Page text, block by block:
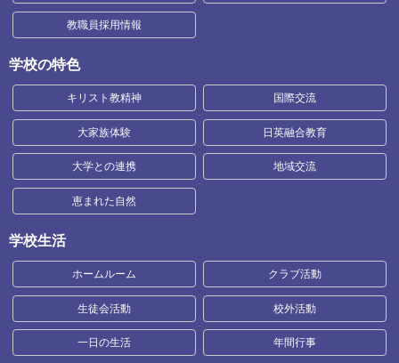
教職員採用情報
学校の特色
キリスト教精神 国際交流
大家族体験 日英融合教育
大学との連携 地域交流
恵まれた自然
学校生活
ホームルーム クラブ活動
生徒会活動 校外活動
一日の生活 年間行事